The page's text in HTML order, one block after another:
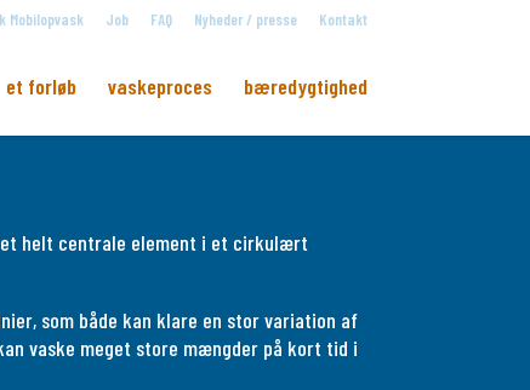
Mobilopvask Job FAQ Nyheder / presse Kontakt
et forløb vaskeproces bæredygtighed
helt centrale element i et cirkulært
som både kan klare en stor variation af
vaske meget store mængder på kort tid i